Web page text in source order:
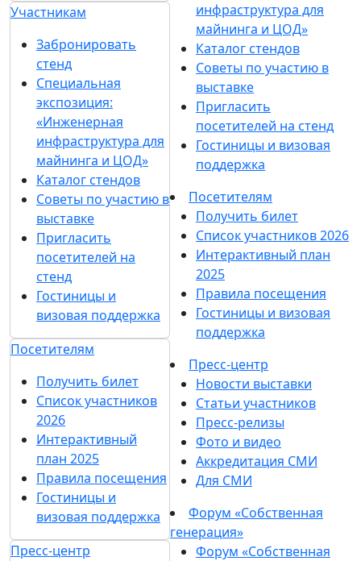
Участникам
Забронировать
стенд
Специальная
экспозиция:
«Инженерная
инфраструктура для
майнинга и ЦОД»
Каталог стендов
Советы по участию в
выставке
Пригласить
посетителей на
стенд
Гостиницы и
визовая поддержка
Посетителям
Получить билет
Список участников
2026
Интерактивный
план 2025
Правила посещения
Гостиницы и
визовая поддержка
Пресс-центр
инфраструктура для
майнинга и ЦОД»
Каталог стендов
Советы по участию в
выставке
Пригласить
посетителей на стенд
Гостиницы и визовая
поддержка
Посетителям
Получить билет
Список участников 2026
Интерактивный план
2025
Правила посещения
Гостиницы и визовая
поддержка
Пресс-центр
Новости выставки
Статьи участников
Пресс-релизы
Фото и видео
Аккредитация СМИ
Для СМИ
Форум «Собственная
генерация»
Форум «Собственная